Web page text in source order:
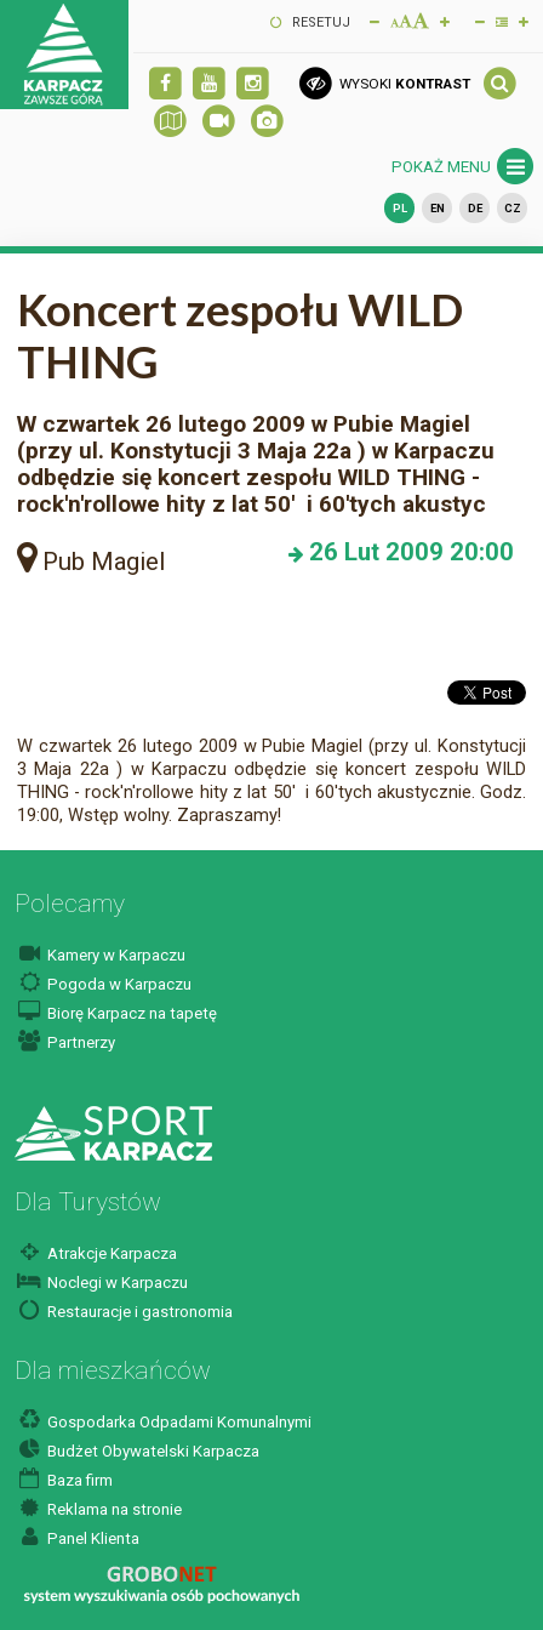
RESETUJ
WYSOKI KONTRAST
POKAŻ MENU
PL EN DE CZ
Koncert zespołu WILD
THING
W czwartek 26 lutego 2009 w Pubie Magiel
(przy ul. Konstytucji 3 Maja 22a ) w Karpaczu
odbędzie się koncert zespołu WILD THING -
rock'n'rollowe hity z lat 50' i 60'tych akustyc
Pub Magiel 26 Lut 2009 20:00
W czwartek 26 lutego 2009 w Pubie Magiel (przy ul. Konstytucji
3 Maja 22a ) w Karpaczu odbędzie się koncert zespołu WILD
THING - rock'n'rollowe hity z lat 50' i 60'tych akustycznie. Godz.
19:00, Wstęp wolny. Zapraszamy!
Polecamy
Kamery w Karpaczu
Pogoda w Karpaczu
Biorę Karpacz na tapetę
Partnerzy
Dla Turystów
Atrakcje Karpacza
Noclegi w Karpaczu
Restauracje i gastronomia
Dla mieszkańców
Gospodarka Odpadami Komunalnymi
Budżet Obywatelski Karpacza
Baza firm
Reklama na stronie
Panel Klienta